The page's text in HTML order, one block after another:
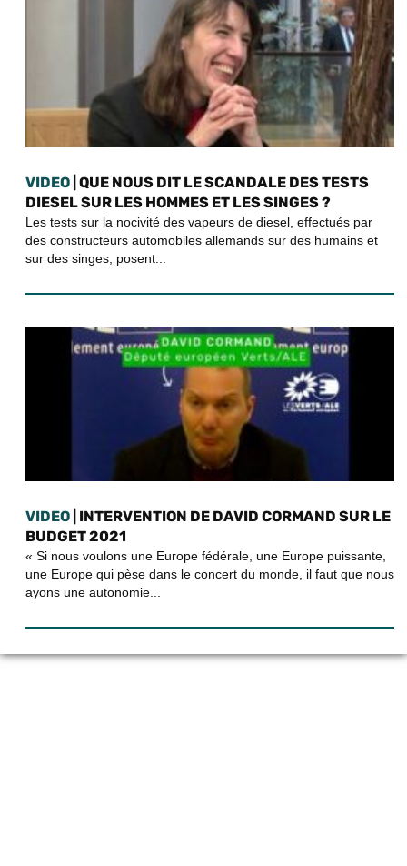
VIDEO | QUE NOUS DIT LE SCANDALE DES TESTS
DIESEL SUR LES HOMMES ET LES SINGES ?
Les tests sur la nocivité des vapeurs de diesel, effectués par
des constructeurs automobiles allemands sur des humains et
sur des singes, posent...
VIDEO | INTERVENTION DE DAVID CORMAND SUR LE
BUDGET 2021
« Si nous voulons une Europe fédérale, une Europe puissante,
une Europe qui pèse dans le concert du monde, il faut que nous
ayons une autonomie...